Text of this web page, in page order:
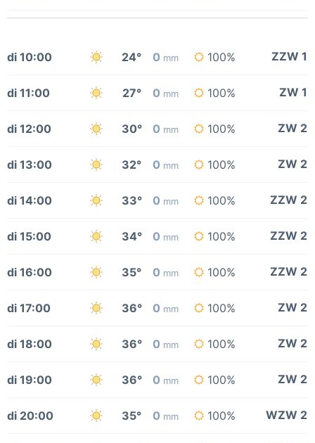
di 10:00 24° 0 mm 100% ZZW 1
di 11:00 27° 0 mm 100% ZW 1
di 12:00 30° 0 mm 100% ZW 2
di 13:00 32° 0 mm 100% ZW 2
di 14:00 33° 0 mm 100% ZZW 2
di 15:00 34° 0 mm 100% ZZW 2
di 16:00 35° 0 mm 100% ZZW 2
di 17:00 36° 0 mm 100% ZW 2
di 18:00 36° 0 mm 100% ZW 2
di 19:00 36° 0 mm 100% ZW 2
di 20:00 35° 0 mm 100% WZW 2